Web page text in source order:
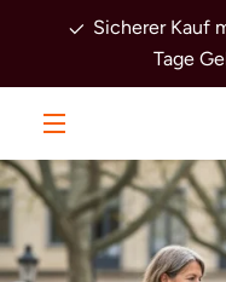
Sicherer Kauf
Tage